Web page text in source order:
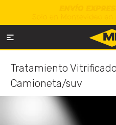

Tratamiento
Camioneta/suv